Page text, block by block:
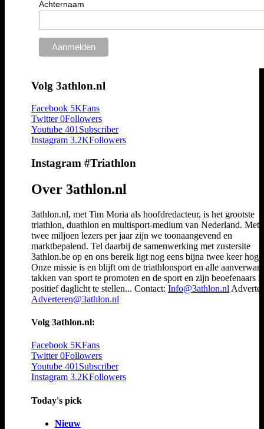
Achternaam
Volg 3athlon.nl
Facebook 5KFans
Twitter 0Followers
Youtube 401 Subscriber
Instagram 3.2KFollowers
Instagram #Triathlon
Over 3athlon.nl
3athlon.nl, met Tim Moria als hoofdredacteur, is het grootste
triathlon, duathlon en multisport-medium van Nederland. Met
twee miljoen lezers per jaar zijn we toonaangevend en
marktbepalend. Tel daarbij de samenwerking met zustersite
3athlon.be op en ons bereik ligt nog eens bijna twee keer
Onze missie is en blijft om de triathlonsport en alle
takken van sport te promoten en de sport en zijn beoefenaars
positief daglicht te stellen... Contact: Info@3athlon.nl
Adverteren@3athlon.nl
Volg 3athlon.nl:
Facebook 5KFans
Twitter 0Followers
Youtube 401Subscriber
Instagram 3.2KFollowers
Today's pick
Nieuw